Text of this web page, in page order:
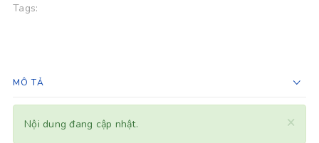
Tags:
MÔ TẢ
×
Nội dung đang cập nhật.